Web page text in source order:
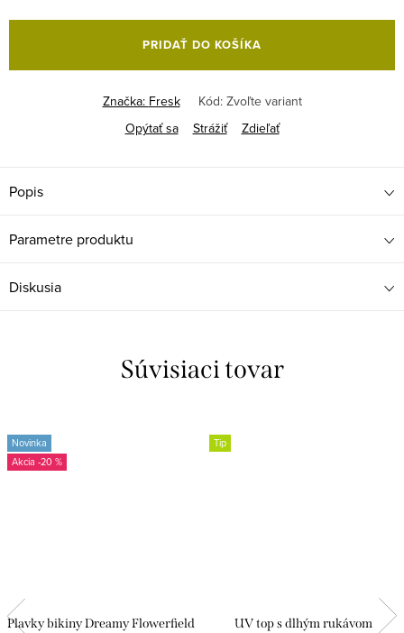
cena:
PRIDAŤ DO KOŠÍKA
Značka: Fresk Kód: Zvoľte variant
Opýtať sa
Strážiť Zdieľať
Popis
Parametre produktu
Diskusia
Súvisiaci tovar
Novinka
-20 %
Plavky bikiny Dreamy Flowerfield
Tip
UV top s dlhým rukávom